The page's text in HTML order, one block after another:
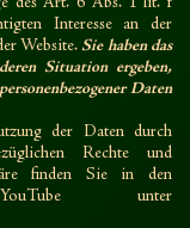
des Art. 6 Abs. 1 lit. f
Interesse an der
Website.Sie haben das
Situation ergeben,
Daten
der Daten durch
Rechte und
finden Sie in den
unter